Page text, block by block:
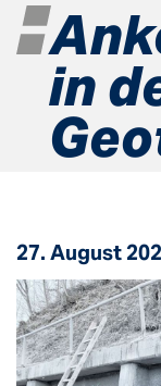
in
27. August